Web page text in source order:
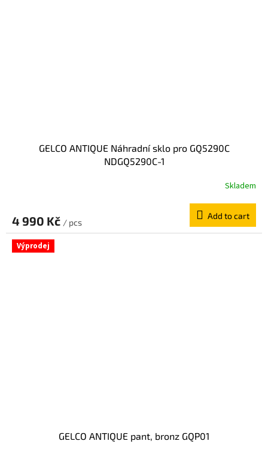
GELCO ANTIQUE Náhradní sklo pro GQ5290C
NDGQ5290C-1
Skladem
4 990 Kč / pcs
Add to cart
Výprodej
GELCO ANTIQUE pant, bronz GQP01